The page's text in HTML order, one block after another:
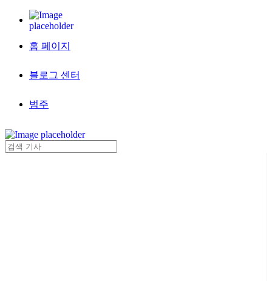
홈 페이지
블로그 센터
범주